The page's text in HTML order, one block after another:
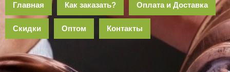
Главная Как заказать? Оплата и Доставка
Скидки Оптом Контакты